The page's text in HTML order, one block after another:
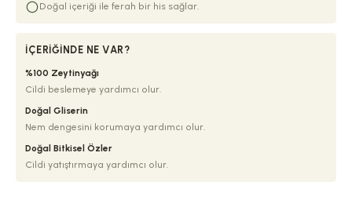
Doğal içeriği ile ferah bir his sağlar.
İÇERIĞINDE NE VAR?
%100 Zeytinyağı
Cildi beslemeye yardımcı olur.
Doğal Gliserin
Nem dengesini korumaya yardımcı olur.
Doğal Bitkisel Özler
Cildi yatıştırmaya yardımcı olur.